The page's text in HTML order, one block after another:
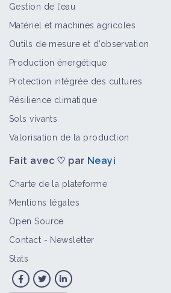
Maïs (repousse)
Phalaris paradoxal
Gestion de l’eau
Matériel et machines agricoles
Outils de mesure et d’observation
Production énergétique
Protection intégrée des cultures
Résilience climatique
Sols vivants
Valorisation de la production
Fait avec ♡ par Neayi
Charte de la plateforme
Mentions légales
Open Source
Contact - Newsletter
Stats